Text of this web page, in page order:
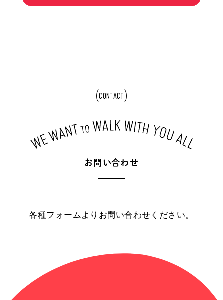
CONTACT
お 問 い合わせ
各種フォームよりお問い合わせください。